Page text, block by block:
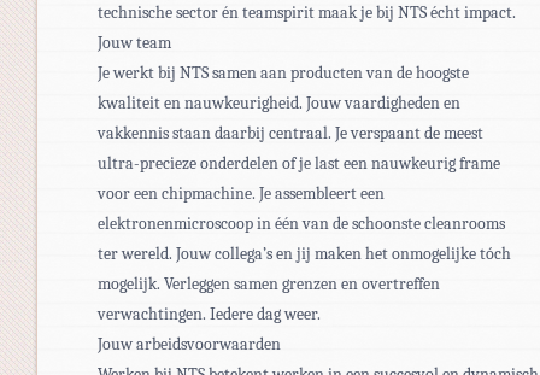
technische sector én teamspirit maak je bij NTS écht impact.
Jouw team
Je werkt bij NTS samen aan producten van de hoogste
kwaliteit en nauwkeurigheid. Jouw vaardigheden en
vakkennis staan daarbij centraal. Je verspaant de meest
ultra-precieze onderdelen of je last een nauwkeurig frame
voor een chipmachine. Je assembleert een
elektronenmicroscoop in één van de schoonste cleanrooms
ter wereld. Jouw collega’s en jij maken het onmogelijke tóch
mogelijk. Verleggen samen grenzen en overtreffen
verwachtingen. Iedere dag weer.
Jouw arbeidsvoorwaarden